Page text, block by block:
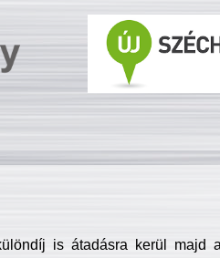
is átadásra kerül majd